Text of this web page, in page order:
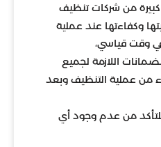
من شركات تنظيف
وكفاءتها عند عملية
وقت قياسي،
اللازمة لجميع
من عملية التنظيف وبعد
من عدم وجود أي